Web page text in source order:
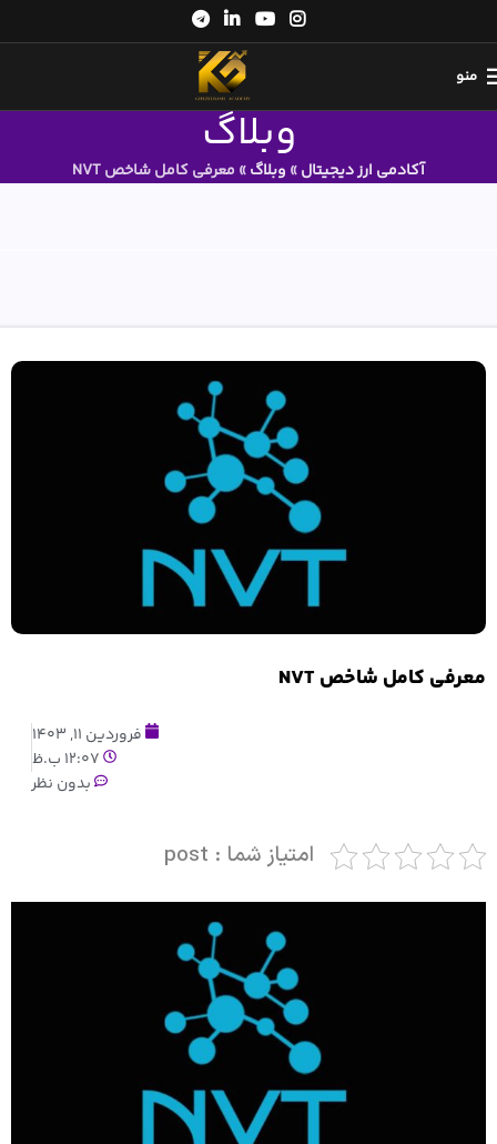
منو
وبلاگ
آکادمی ارز دیجیتال» وبلاگ» معرفی کامل شاخص NVT
معرفی کامل شاخص NVT
فروردین 11, 1403
12:07 ب.ظ
بدون نظر
امتیاز شما : post